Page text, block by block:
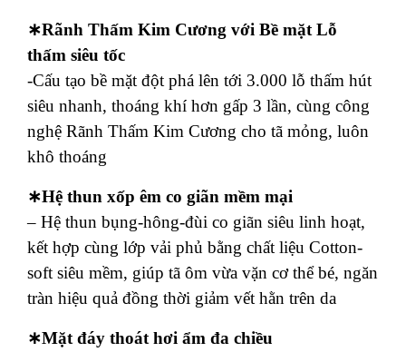
∗Rãnh Thấm Kim Cương với Bề mặt Lỗ
thấm siêu tốc
-Cấu tạo bề mặt đột phá lên tới 3.000 lỗ thấm hút
siêu nhanh, thoáng khí hơn gấp 3 lần, cùng công
nghệ Rãnh Thấm Kim Cương cho tã mỏng, luôn
khô thoáng
∗Hệ thun xốp êm co giãn mềm mại
– Hệ thun bụng-hông-đùi co giãn siêu linh hoạt,
kết hợp cùng lớp vải phủ bằng chất liệu Cotton-
soft siêu mềm, giúp tã ôm vừa vặn cơ thể bé, ngăn
tràn hiệu quả đồng thời giảm vết hằn trên da
∗Mặt đáy thoát hơi ẩm đa chiều